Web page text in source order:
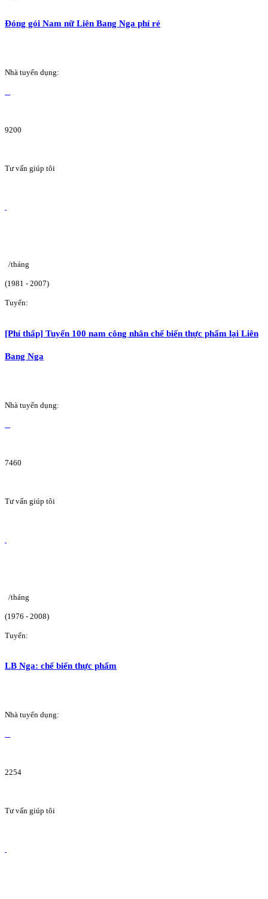
Đóng gói Nam nữ Liên Bang Nga phí rẻ
Nhà tuyển dụng:
9200
Tư vấn giúp tôi
/tháng
(1981 - 2007)
Tuyển:
[Phí thấp] Tuyển 100 nam công nhân chế biến thực phẩm lại Liên
Bang Nga
Nhà tuyển dụng:
7460
Tư vấn giúp tôi
/tháng
(1976 - 2008)
Tuyển:
LB Nga: chế biến thực phẩm
Nhà tuyển dụng:
2254
Tư vấn giúp tôi